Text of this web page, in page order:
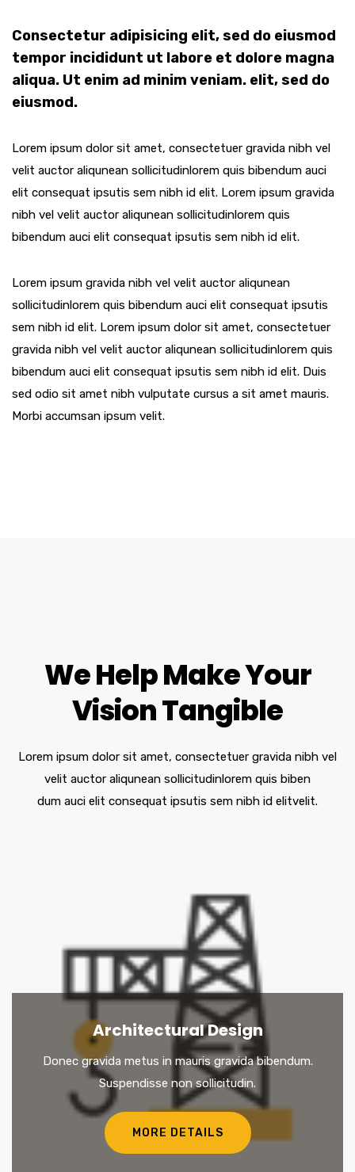
Consectetur adipisicing elit, sed do eiusmod
tempor incididunt ut labore et dolore magna
aliqua. Ut enim ad minim veniam. elit, sed do
eiusmod.
Lorem ipsum dolor sit amet, consectetuer gravida nibh vel
velit auctor aliqunean sollicitudinlorem quis bibendum auci
elit consequat ipsutis sem nibh id elit. Lorem ipsum gravida
nibh vel velit auctor aliqunean sollicitudinlorem quis
bibendum auci elit consequat ipsutis sem nibh id elit.
Lorem ipsum gravida nibh vel velit auctor aliqunean
sollicitudinlorem quis bibendum auci elit consequat ipsutis
sem nibh id elit. Lorem ipsum dolor sit amet, consectetuer
gravida nibh vel velit auctor aliqunean sollicitudinlorem quis
bibendum auci elit consequat ipsutis sem nibh id elit. Duis
sed odio sit amet nibh vulputate cursus a sit amet mauris.
Morbi accumsan ipsum velit.
We Help Make Your
Vision Tangible
Lorem ipsum dolor sit amet, consectetuer gravida nibh vel
velit auctor aliqunean sollicitudinlorem quis biben
dum auci elit consequat ipsutis sem nibh id elitvelit.
Architectural Design
Donec gravida metus in mauris gravida bibendum.
Suspendisse non sollicitudin.
MORE DETAILS